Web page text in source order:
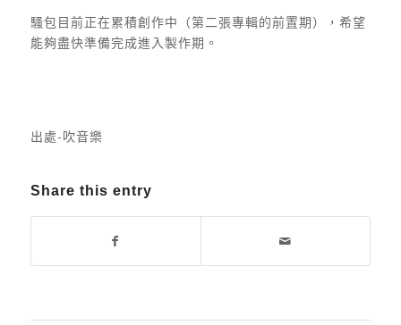
騷包目前正在累積創作中（第二張專輯的前置期），希望
能夠盡快準備完成進入製作期。
出處-吹音樂
Share this entry